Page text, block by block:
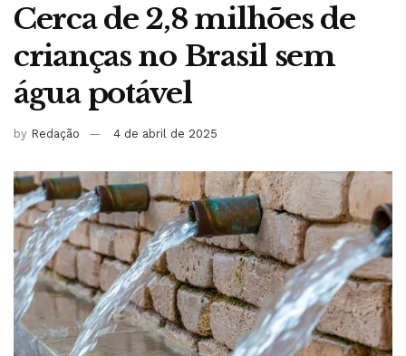
Cerca de 2,8 milhões de
crianças no Brasil sem
água potável
by Redação 4 de abril de 2025